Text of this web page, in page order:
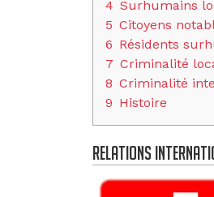
4 Surhumains
5 Citoyens
6 Résidents
7 Criminalité
8 Criminalité
9 Histoire
Relations